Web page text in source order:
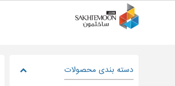
دسته بندی محصولات